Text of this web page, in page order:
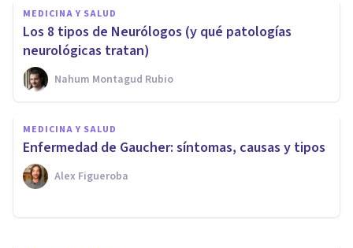
MEDICINA Y SALUD
Los 8 tipos de Neurólogos (y qué patologías
neurológicas tratan)
Nahum Montagud Rubio
MEDICINA Y SALUD
Enfermedad de Gaucher: síntomas, causas y tipos
Alex Figueroba
Enfermedad de Fahr: qué es,
causas y síntomas principales